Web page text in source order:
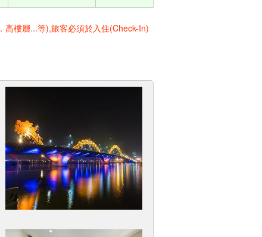
高樓層...等),旅客必須於入住(Check-In)